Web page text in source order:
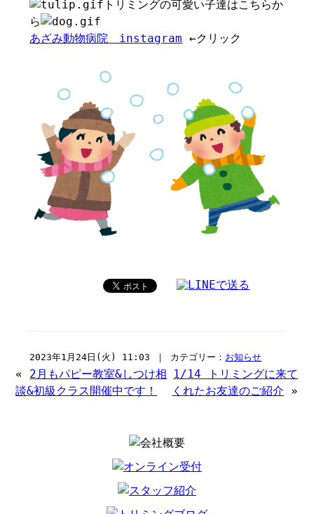
トリミングの可愛い子達はこちらか
ら
あざみ動物病院 instagram ←クリック
2023年1月24日(火) 11:03 ｜ カテゴリー： お知らせ
« 2月もパピー教室&しつけ相
談&初級クラス開催中です！
1/14 トリミングに来て
くれたお友達のご紹介 »